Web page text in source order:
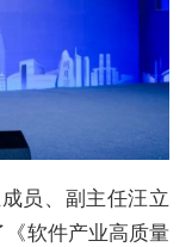
员、副主任汪立
软件产业高质量